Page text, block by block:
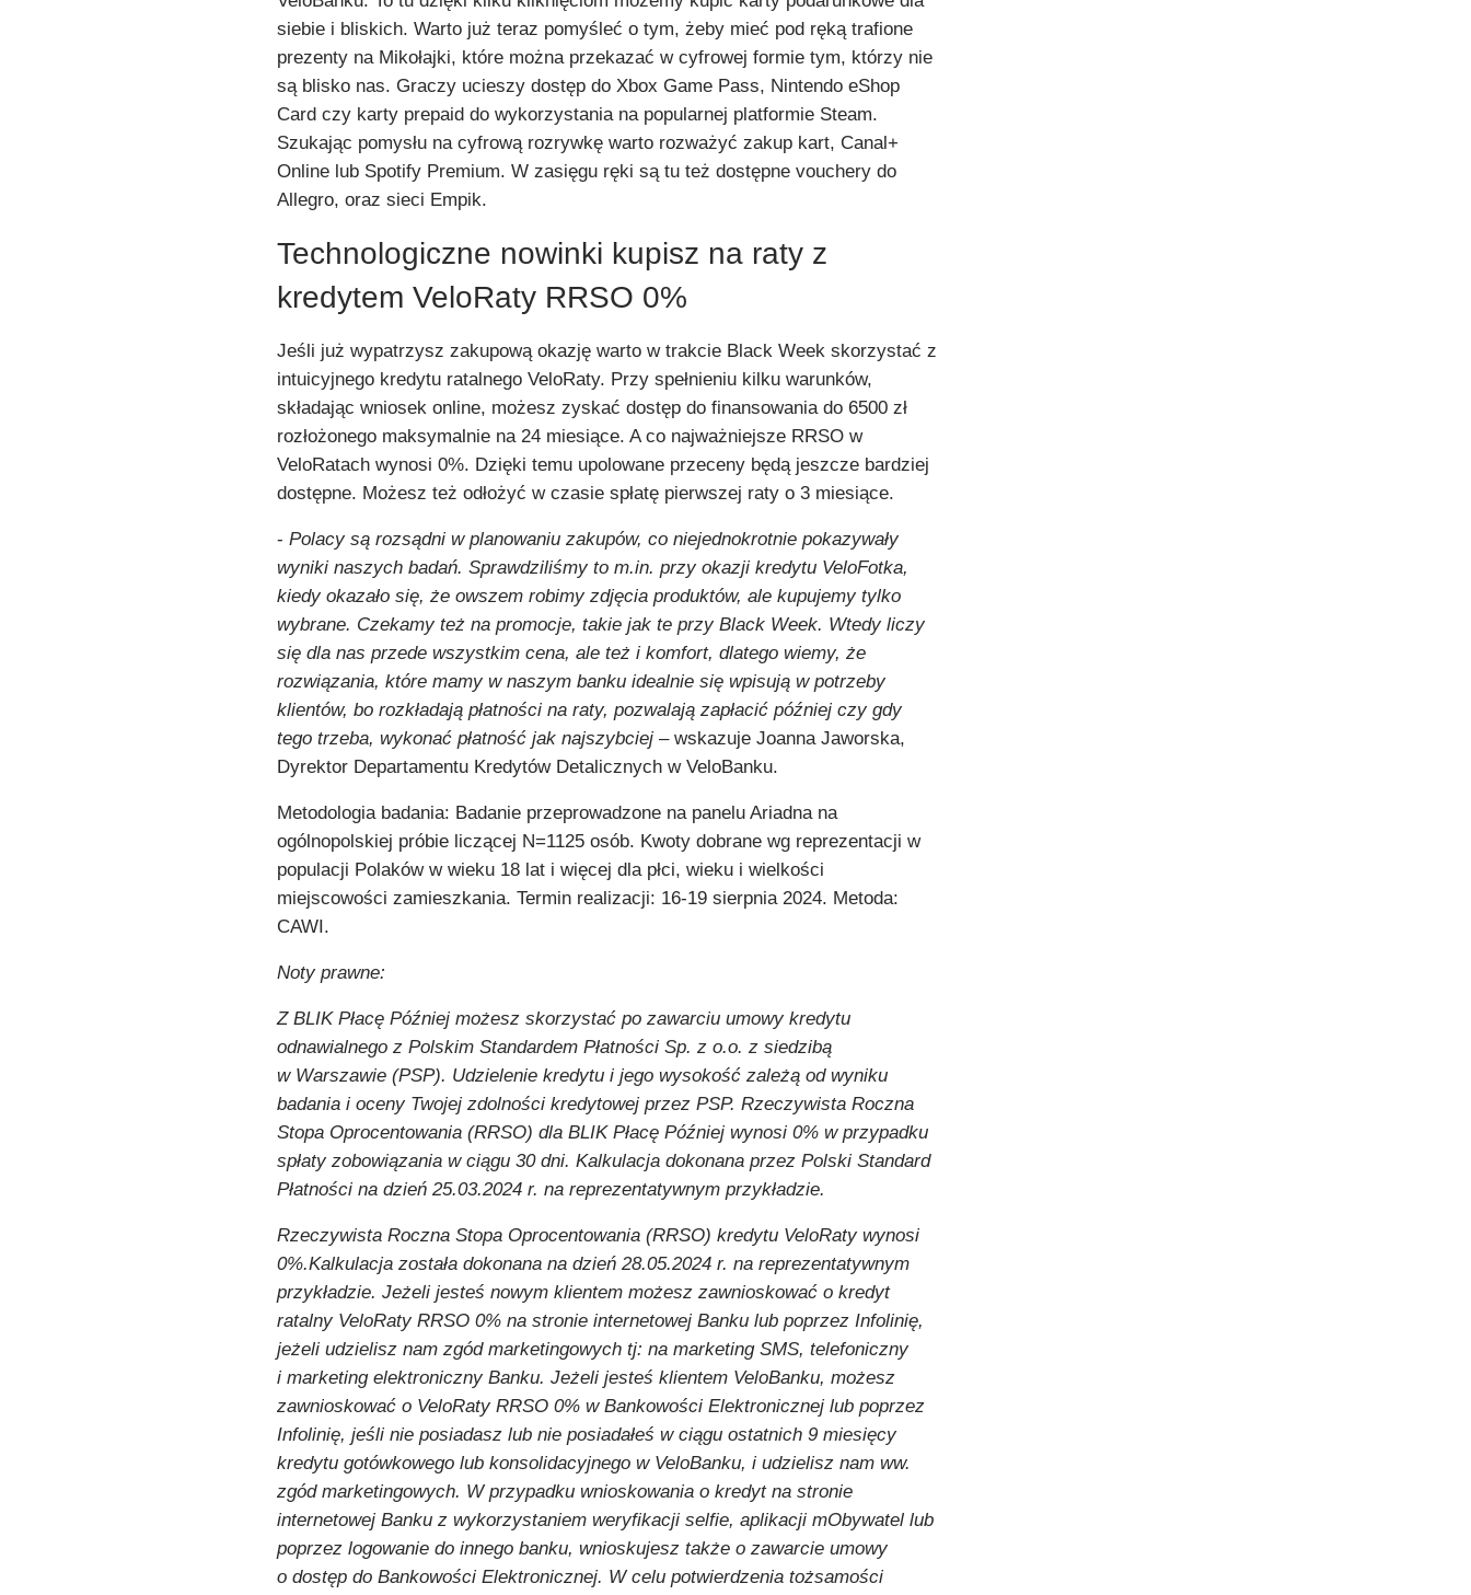
siebie i bliskich. Warto już teraz pomyśleć o tym, żeby mieć pod ręką trafione
prezenty na Mikołajki, które można przekazać w cyfrowej formie tym, którzy nie
są blisko nas. Graczy ucieszy dostęp do Xbox Game Pass, Nintendo eShop
Card czy karty prepaid do wykorzystania na popularnej platformie Steam.
Szukając pomysłu na cyfrową rozrywkę warto rozważyć zakup kart, Canal+
Online lub Spotify Premium. W zasięgu ręki są tu też dostępne vouchery do
Allegro, oraz sieci Empik.
Technologiczne nowinki kupisz na raty z
kredytem VeloRaty RRSO 0%
Jeśli już wypatrzysz zakupową okazję warto w trakcie Black Week skorzystać z
intuicyjnego kredytu ratalnego VeloRaty. Przy spełnieniu kilku warunków,
składając wniosek online, możesz zyskać dostęp do finansowania do 6500 zł
rozłożonego maksymalnie na 24 miesiące. A co najważniejsze RRSO w
VeloRatach wynosi 0%. Dzięki temu upolowane przeceny będą jeszcze bardziej
dostępne. Możesz też odłożyć w czasie spłatę pierwszej raty o 3 miesiące.
-Polacy są rozsądni w planowaniu zakupów, co niejednokrotnie pokazywały
wyniki naszych badań. Sprawdziliśmy to m.in. przy okazji kredytu VeloFotka,
kiedy okazało się, że owszem robimy zdjęcia produktów, ale kupujemy tylko
wybrane. Czekamy też na promocje, takie jak te przy Black Week. Wtedy liczy
się dla nas przede wszystkim cena, ale też i komfort, dlatego wiemy, że
rozwiązania, które mamy w naszym banku idealnie się wpisują w potrzeby
klientów, bo rozkładają płatności na raty, pozwalają zapłacić później czy gdy
tego trzeba, wykonać płatność jak najszybciej– wskazuje Joanna Jaworska,
Dyrektor Departamentu Kredytów Detalicznych w VeloBanku.
Metodologia badania: Badanie przeprowadzone na panelu Ariadna na
ogólnopolskiej próbie liczącej N=1125 osób. Kwoty dobrane wg reprezentacji w
populacji Polaków w wieku 18 lat i więcej dla płci, wieku i wielkości
miejscowości zamieszkania. Termin realizacji: 16-19 sierpnia 2024. Metoda:
CAWI.
Noty prawne:
Z BLIK Płacę Później możesz skorzystać po zawarciu umowy kredytu
odnawialnego z Polskim Standardem Płatności Sp. z o.o. z siedzibą
w Warszawie (PSP). Udzielenie kredytu i jego wysokość zależą od wyniku
badania i oceny Twojej zdolności kredytowej przez PSP. Rzeczywista Roczna
Stopa Oprocentowania (RRSO) dla BLIK Płacę Później wynosi 0% w przypadku
spłaty zobowiązania w ciągu 30 dni. Kalkulacja dokonana przez Polski Standard
Płatności na dzień 25.03.2024 r. na reprezentatywnym przykładzie.
Rzeczywista Roczna Stopa Oprocentowania (RRSO) kredytu VeloRaty wynosi
0%.Kalkulacja została dokonana na dzień 28.05.2024 r. na reprezentatywnym
przykładzie. Jeżeli jesteś nowym klientem możesz zawnioskować o kredyt
ratalny VeloRaty RRSO 0% na stronie internetowej Banku lub poprzez Infolinię,
jeżeli udzielisz nam zgód marketingowych tj: na marketing SMS, telefoniczny
i marketing elektroniczny Banku. Jeżeli jesteś klientem VeloBanku, możesz
zawnioskować o VeloRaty RRSO 0% w Bankowości Elektronicznej lub poprzez
Infolinię, jeśli nie posiadasz lub nie posiadałeś w ciągu ostatnich 9 miesięcy
kredytu gotówkowego lub konsolidacyjnego w VeloBanku, i udzielisz nam ww.
zgód marketingowych. W przypadku wnioskowania o kredyt na stronie
internetowej Banku z wykorzystaniem weryfikacji selfie, aplikacji mObywatel lub
poprzez logowanie do innego banku, wnioskujesz także o zawarcie umowy
o dostęp do Bankowości Elektronicznej. W celu potwierdzenia tożsamości